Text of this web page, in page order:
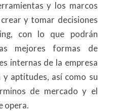
y los marcos
y tomar decisiones
con lo que podrán
mejores formas de
internas de la empresa
aptitudes, así como su
de mercado y el
opera.